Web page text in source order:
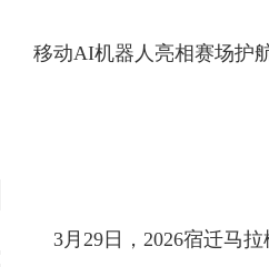
移动AI机器人亮相赛场护
3月29日，2026宿迁马